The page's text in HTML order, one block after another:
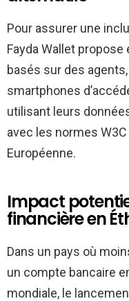
Pour assurer une
Fayda Wallet
basés sur des
smartphones
utilisant leurs
avec les normes W3C
Européenne.
Impact
financière en
Dans un pays où
un compte bancaire
mondiale, le